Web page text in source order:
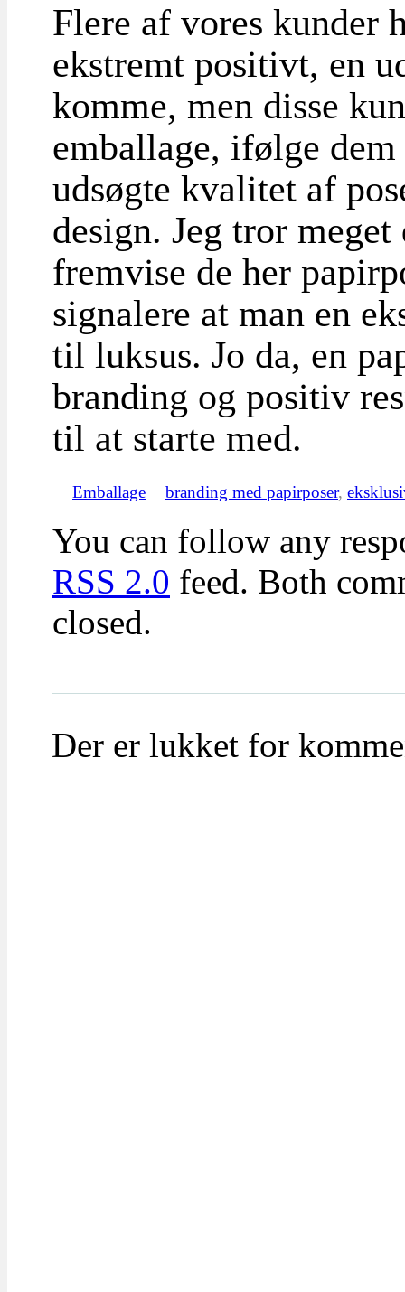
Flere af vores kunder
ekstremt positivt, en
komme, men disse
emballage, ifølge
udsøgte kvalitet af
design. Jeg tror
fremvise de her
signalere at man en
til luksus. Jo da, en
branding og positiv
til at starte med.
Emballage branding med papirposer,
You can follow any
RSS 2.0 feed. Both
closed.
Der er lukket for